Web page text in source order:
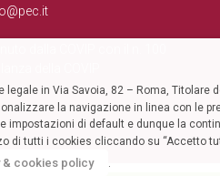
legale in Via Savoia, 82 – Roma,
la navigazione in linea con le
impostazioni di default e dunque la
di tutti i cookies cliccando su “Accetto
& cookies policy .